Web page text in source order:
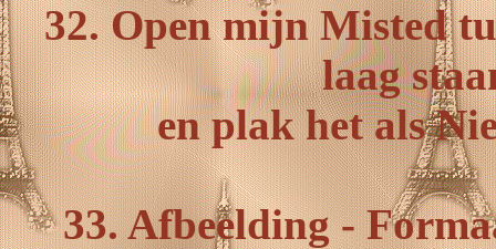
32. Open mijn Misted
laag
en plak het als
33. Afbeelding -